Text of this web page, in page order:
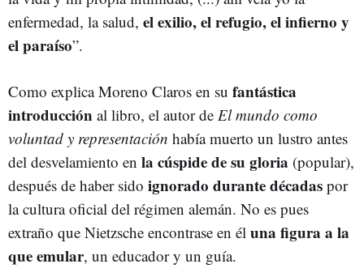
enfermedad, la salud, el exilio, el refugio, el infierno y
el paraíso”.
Como explica Moreno Claros en su fantástica
introducción al libro, el autor de El mundo como
voluntad y representación había muerto un lustro antes
del desvelamiento en la cúspide de su gloria (popular),
después de haber sido ignorado durante décadas por
la cultura oficial del régimen alemán. No es pues
extraño que Nietzsche encontrase en él una figura a la
que emular, un educador y un guía.